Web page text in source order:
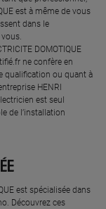
est à même de vous
dans le
DOMOTIQUE
ne confère en
qualification ou quant à
HENRI
est seul
de l’installation
est spécialisée dans
Découvrez ces